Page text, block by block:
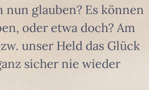
glauben? Es können
oder etwa doch? Am
unser Held das Glück
sicher nie wieder